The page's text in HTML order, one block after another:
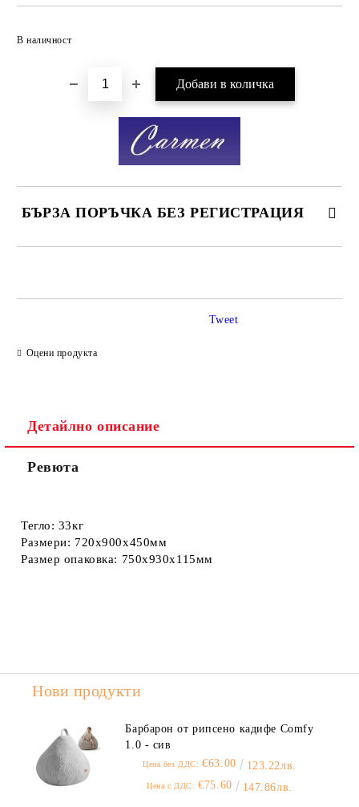
В наличност
БЪРЗА ПОРЪЧКА БЕЗ РЕГИСТРАЦИЯ
Оцени продукта
Tweet
Детайлно описание
Ревюта
Тегло: 33кг
Размери: 720x900x450мм
Размер опаковка: 750x930x115мм
Нови продукти
Барбарон от рипсено кадифе Comfy
1.0 - сив
Цена без ДДС: €63.00 123.22лв.
Цена с ДДС: €75.60 147.86лв.